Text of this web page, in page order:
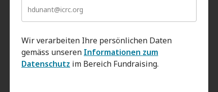
Wir verarbeiten Ihre persönlichen Daten
gemäss unseren Informationen zum
Datenschutz im Bereich Fundraising.